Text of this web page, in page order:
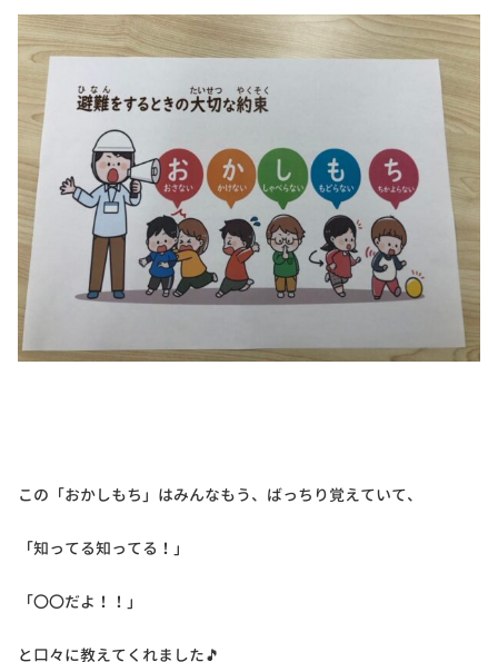
この「おかしもち」はみんなもう、ばっちり覚えていて、
「知ってる知ってる！」
「〇〇だよ！！」
と口々に教えてくれました🎵